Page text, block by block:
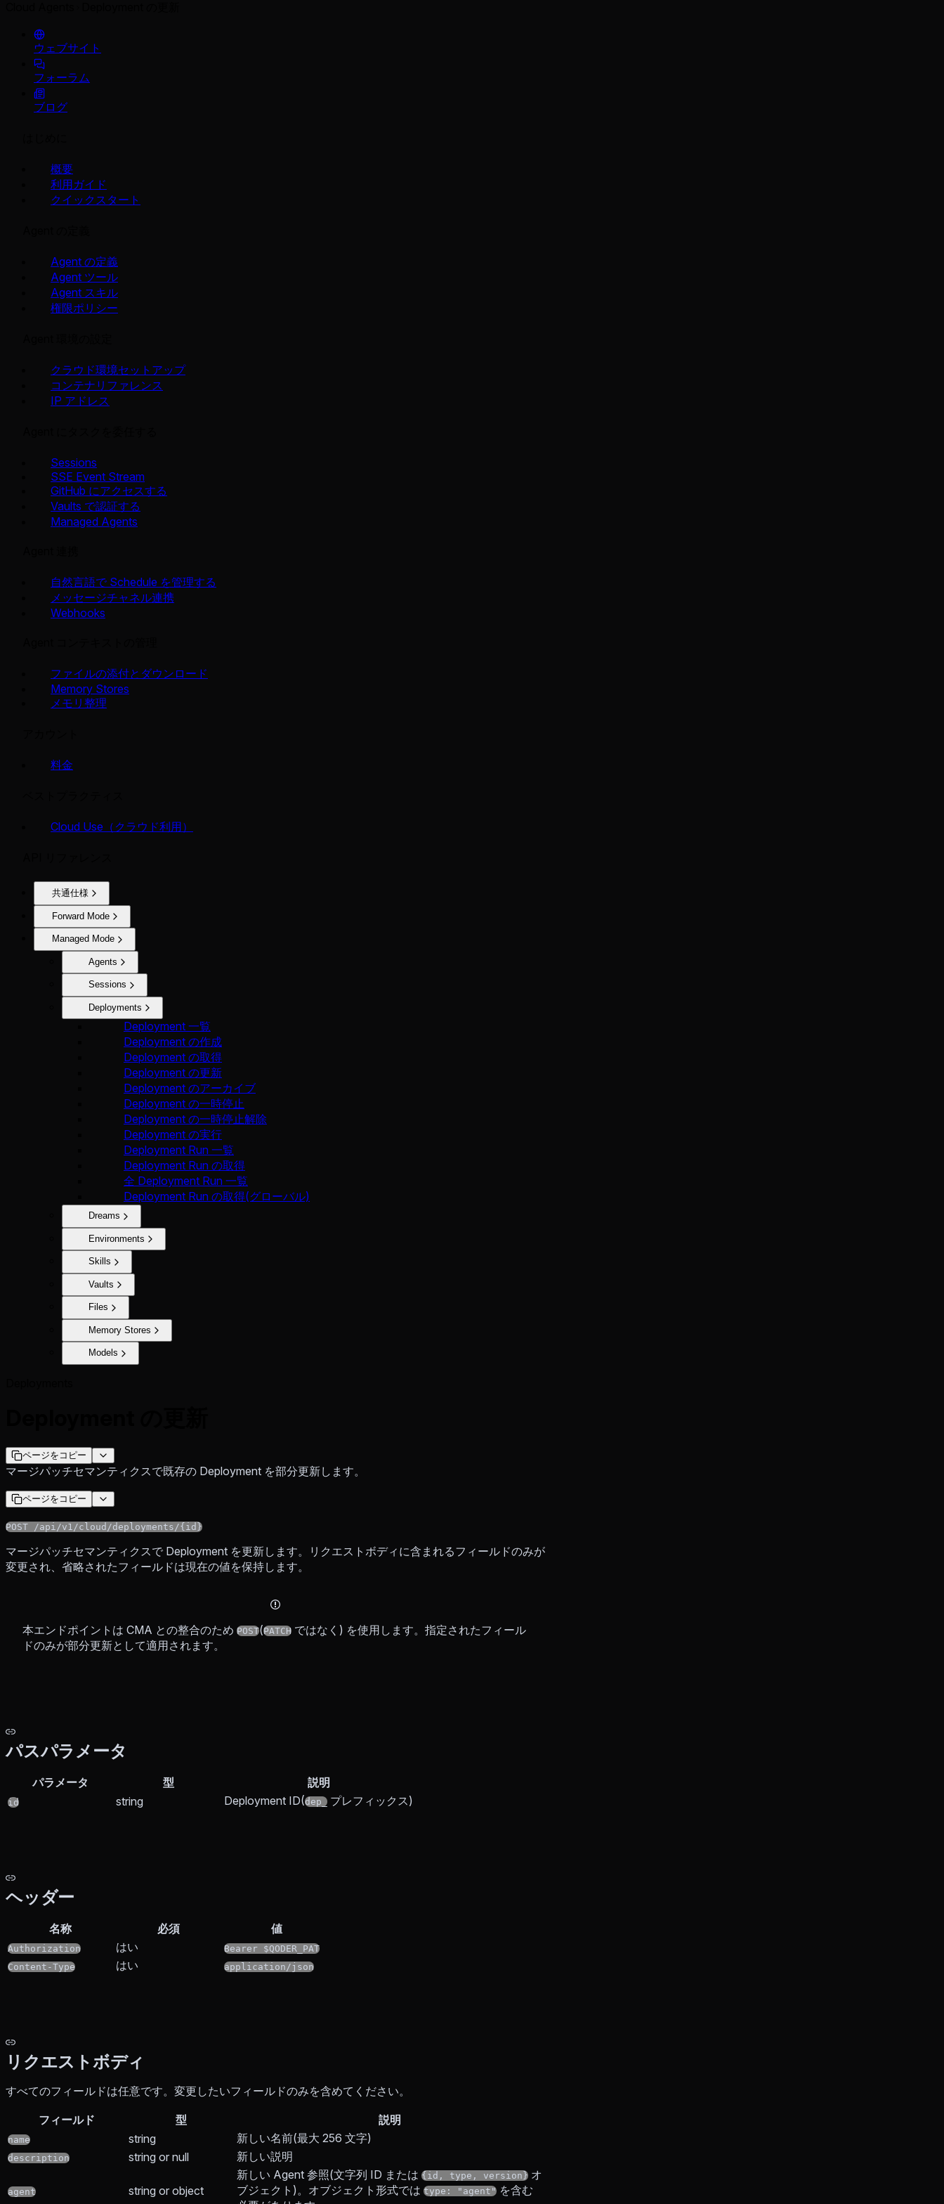
ウェブサイト
フォーラム
ブログ
概要
利用ガイド
クイックスタート
Agent の定義
Agent ツール
Agent スキル
権限ポリシー
クラウド環境セットアップ
コンテナリファレンス
IP アドレス
Sessions
SSE Event Stream
GitHub にアクセスする
Vaults で認証する
Managed Agents
自然言語で Schedule を管理する
メッセージチャネル連携
Webhooks
ファイルの添付とダウンロード
Memory Stores
メモリ整理
料金
Cloud Use（クラウド利用）
共通仕様
Forward Mode
Managed Mode
Agents
Sessions
Deployments
Deployment 一覧
Deployment の作成
Deployment の取得
Deployment の更新
Deployment のアーカイブ
Deployment の一時停止
Deployment の一時停止解除
Deployment の実行
Deployment Run 一覧
Deployment Run の取得
全 Deployment Run 一覧
Deployment Run の取得(グローバル)
Dreams
Environments
Skills
Vaults
Files
Memory Stores
Models
ページをコピー
マージパッチセマンティクスで既存の Deployment を部分更新します。
ページをコピー
POST /api/v1/cloud/deployments/{id}
マージパッチセマンティクスで Deployment を更新します。リクエストボディに含まれるフィールドのみが
変更され、省略されたフィールドは現在の値を保持します。
本エンドポイントは CMA との整合のため POST(PATCH ではなく) を使用します。指定されたフィール
ドのみが部分更新として適用されます。
パスパラメータ
パラメータ 型 説明
id string Deployment ID(dep_ プレフィックス)
ヘッダー
名称 必須 値
Authorization はい
Bearer $QODER_PAT
Content-Type
はい application/json
リクエストボディ
すべてのフィールドは任意です。変更したいフィールドのみを含めてください。
フィールド 型 説明
name string 新しい名前(最大 256 文字)
description string or null 新しい説明
agent string or object
新しい Agent 参照(文字列 ID または {id, type, version} オ
ブジェクト)。オブジェクト形式では type: "agent" を含む